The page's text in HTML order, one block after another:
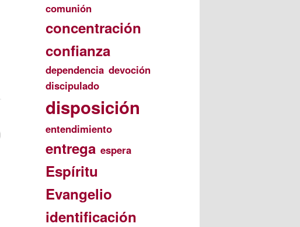
comunión
concentración
confianza
dependencia devoción
discipulado
disposición
entendimiento
entrega espera
Espíritu
Evangelio
identificación